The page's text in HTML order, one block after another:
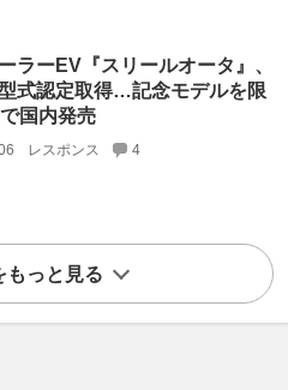
ラーEV『スリールオータ』、
式認定取得…記念モデルを限
国内発売
レスポンス 4
もっと見る